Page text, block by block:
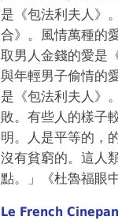
是《包法利夫人》
合》。風情萬種的
取男人金錢的愛是
與年輕男子偷情的
是《包法利夫人》
敗。有些人的樣子
明。人是平等的，
沒有貧窮的。這人
點。」《杜魯福眼
Le French